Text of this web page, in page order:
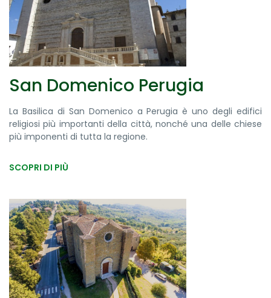
San Domenico Perugia
La Basilica di San Domenico a Perugia è uno degli edifici
religiosi più importanti della città, nonché una delle chiese
più imponenti di tutta la regione.
SCOPRI DI PIÙ